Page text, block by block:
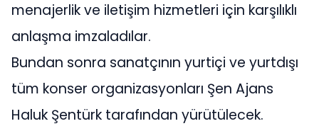
menajerlik ve iletişim hizmetleri için karşılıklı
anlaşma imzaladılar.
Bundan sonra sanatçının yurtiçi ve yurtdışı
tüm konser organizasyonları Şen Ajans
Haluk Şentürk tarafından yürütülecek.